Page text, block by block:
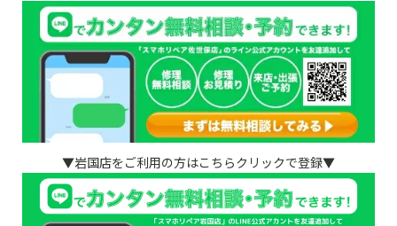
▼岩国店をご利用の方はこちらクリックで登録▼